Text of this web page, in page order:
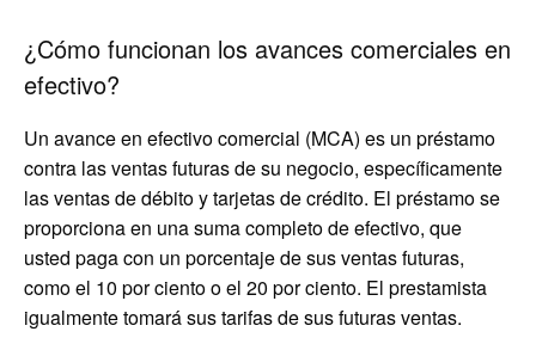
¿Cómo funcionan los avances comerciales en
efectivo?
Un avance en efectivo comercial (MCA) es un préstamo
contra las ventas futuras de su negocio, específicamente
las ventas de débito y tarjetas de crédito. El préstamo se
proporciona en una suma completo de efectivo, que
usted paga con un porcentaje de sus ventas futuras,
como el 10 por ciento o el 20 por ciento. El prestamista
igualmente tomará sus tarifas de sus futuras ventas.